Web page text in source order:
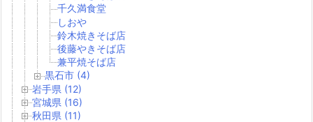
千久満食堂
しおや
鈴木焼きそば店
後藤やきそば店
兼平焼そば店
黒石市 (4)
岩手県 (12)
宮城県 (16)
秋田県 (11)